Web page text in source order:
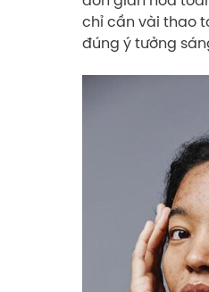
chỉ cần vài thao
đúng ý tưởng